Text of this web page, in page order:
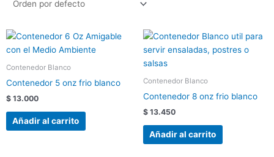
Contenedor Blanco
Contenedor 5 onz frio blanco
$ 13.000
Añadir al carrito
Contenedor Blanco
Contenedor 8 onz frio blanco
$ 13.450
Añadir al carrito